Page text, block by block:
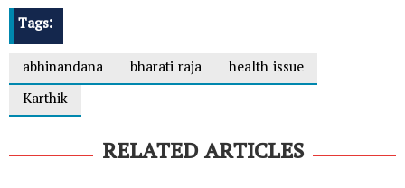
Tags:
abhinandana
bharati raja
health issue
Karthik
RELATED ARTICLES